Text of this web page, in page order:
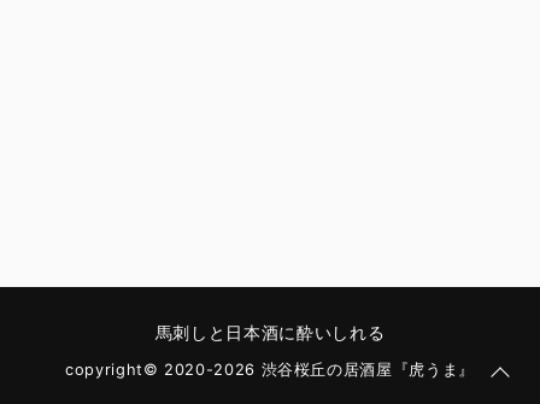
馬刺しと日本酒に酔いしれる
copyright© 2020-2026 渋谷桜丘の居酒屋『虎うま』